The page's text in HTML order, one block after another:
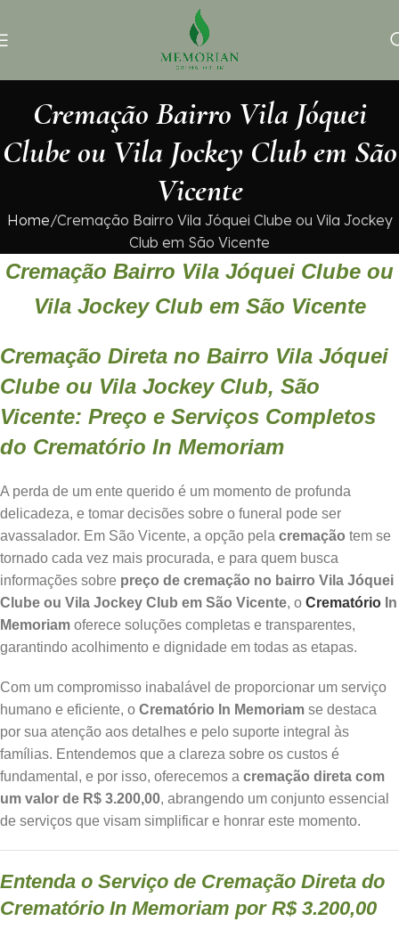
Cremação Bairro Vila Jóquei
Clube ou Vila Jockey Club em São
Vicente
Home Cremação Bairro Vila Jóquei Clube ou Vila Jockey
Club em São Vicente
Cremação Bairro Vila Jóquei Clube ou
Vila Jockey Club em São Vicente
Cremação Direta no Bairro Vila Jóquei
Clube ou Vila Jockey Club, São
Vicente: Preço e Serviços Completos
do Crematório In Memoriam
A perda de um ente querido é um momento de profunda
delicadeza, e tomar decisões sobre o funeral pode ser
avassalador. Em São Vicente, a opção pela cremação tem se
tornado cada vez mais procurada, e para quem busca
informações sobre preço de cremação no bairro Vila Jóquei
Clube ou Vila Jockey Club em São Vicente, o Crematório In
Memoriam oferece soluções completas e transparentes,
garantindo acolhimento e dignidade em todas as etapas.
Com um compromisso inabalável de proporcionar um serviço
humano e eficiente, o Crematório In Memoriam se destaca
por sua atenção aos detalhes e pelo suporte integral às
famílias. Entendemos que a clareza sobre os custos é
fundamental, e por isso, oferecemos a cremação direta com
um valor de R$ 3.200,00, abrangendo um conjunto essencial
de serviços que visam simplificar e honrar este momento.
Entenda o Serviço de Cremação Direta do
Crematório In Memoriam por R$ 3.200,00